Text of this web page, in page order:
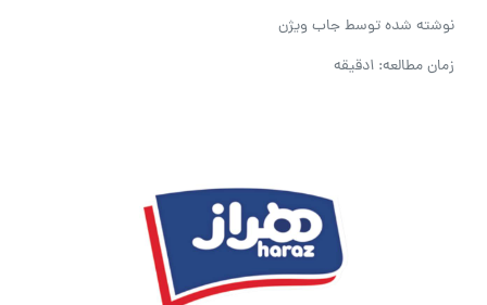
نوشته شده توسطجاب ویژن
زمان مطالعه: 1دقیقه